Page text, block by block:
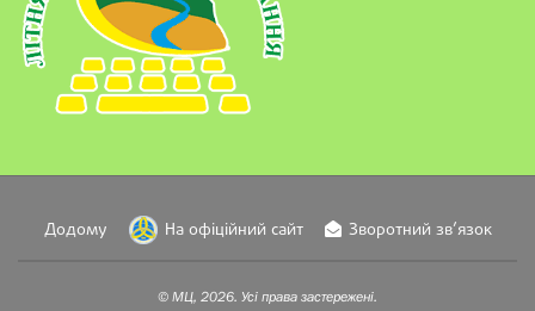
Додому На офіційний сайт Зворотний зв’язок
© МЦ, 2026. Усі права застережені.